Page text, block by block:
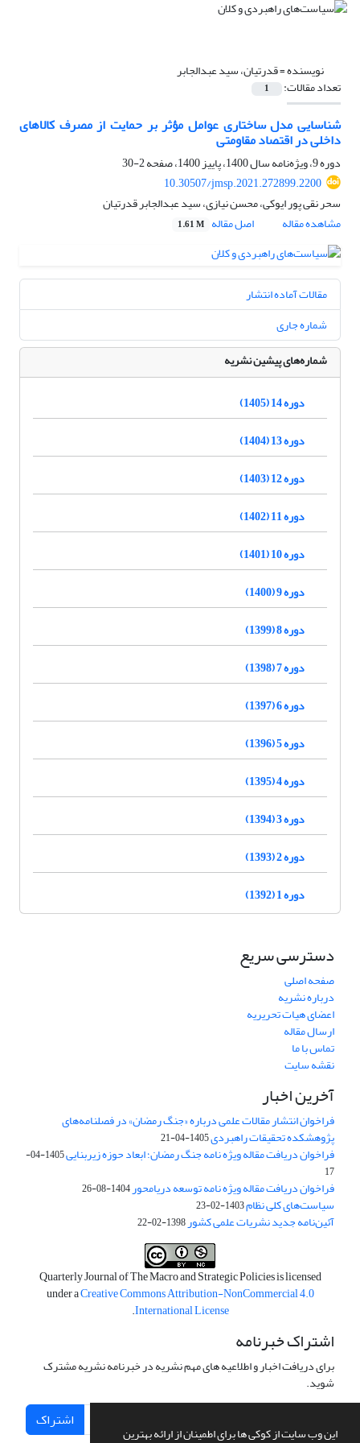
این وب سایت از کوکی ها برای اطمینان از ارائه بهترین
نویسنده =قدرتیان، سید عبدالجابر
تعداد مقالات: 1
شناسایی مدل ساختاری عوامل مؤثر بر حمایت از مصرف کالاهای
داخلی در اقتصاد مقاومتی
دوره 9، ویژه‌نامه سال 1400، پاییز 1400، صفحه
2-30
10.30507/jmsp.2021.272899.2200
سحر نقی پور ایوکی، محسن نیازی، سید عبدالجابر قدرتیان
مشاهده مقاله
اصل مقاله 1.61 M
مقالات آماده انتشار
شماره جاری
شماره‌های پیشین نشریه
دوره 14 (1405)
دوره 13 (1404)
دوره 12 (1403)
دوره 11 (1402)
دوره 10 (1401)
دوره 9 (1400)
دوره 8 (1399)
دوره 7 (1398)
دوره 6 (1397)
دوره 5 (1396)
دوره 4 (1395)
دوره 3 (1394)
دوره 2 (1393)
دوره 1 (1392)
دسترسی سریع
صفحه اصلی
درباره نشریه
اعضای هیات تحریریه
ارسال مقاله
تماس با ما
نقشه سایت
آخرین اخبار
فراخوان انتشار مقالات علمی درباره «جنگ رمضان» در فصلنامه‌های
پژوهشکده تحقیقات راهبردی1405-04-21
فراخوان دریافت مقاله ویژه نامه جنگ رمضان؛ ابعاد حوزه زیربنایی
1405-04-
17
فراخوان دریافت مقاله ویژه نامه توسعه دریامحور1404-08-26
سیاست‌های کلی نظام1403-02-23
آئین‌نامه جدید نشریات علمی کشور1398-02-22
Quarterly Journal of The Macro and Strategic Policies is licensed
under aCreative Commons Attribution-NonCommercial 4.0
International License
.
اشتراک خبرنامه
برای دریافت اخبار و اطلاعیه های مهم نشریه در خبرنامه نشریه مشترک
شوید.
اشتراک